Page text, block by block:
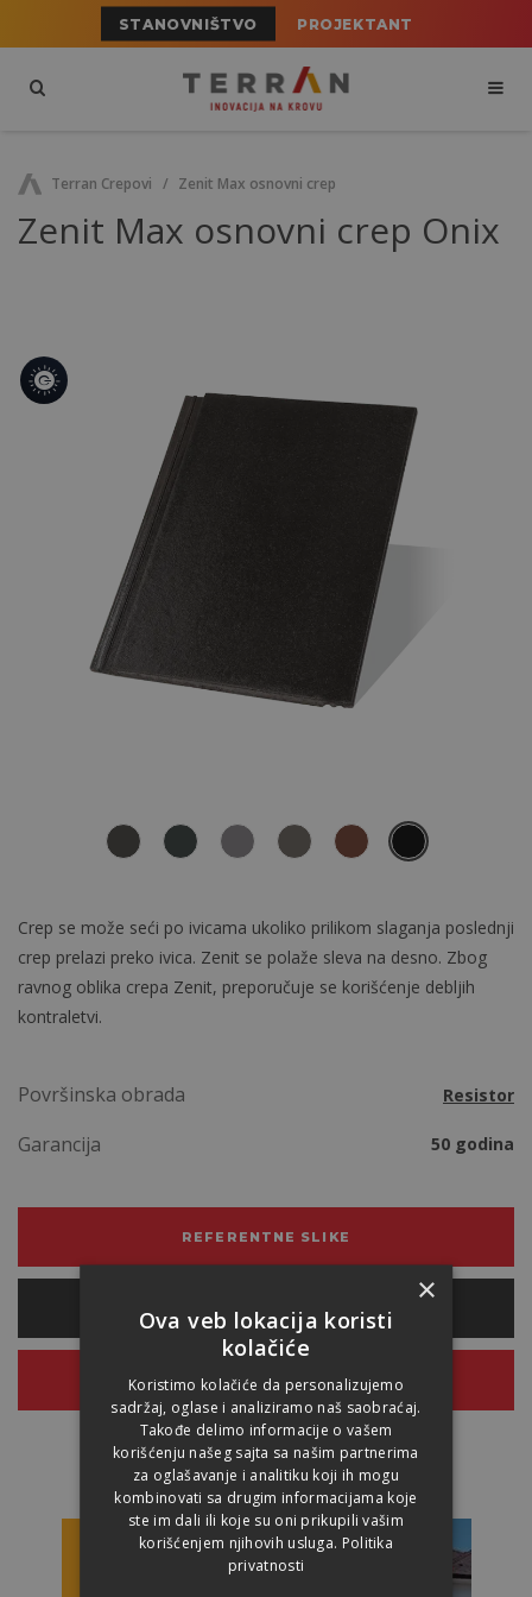
STANOVNIŠTVO PROJEKTANT
Terran Crepovi Zenit Max osnovni crep
Zenit Max osnovni crep Onix
Crep se može seći po ivicama ukoliko prilikom slaganja poslednji
crep prelazi preko ivica. Zenit se polaže sleva na desno. Zbog
ravnog oblika crepa Zenit, preporučuje se korišćenje debljih
kontraletvi.
Površinska obrada Resistor
Garancija 50 godina
REFERENTNE SLIKE
PRORAČUN POTREB. MATERIJALA
PONUDA
×
Ova veb lokacija koristi
kolačiće
Koristimo kolačiće da personalizujemo
sadržaj, oglase i analiziramo naš saobraćaj.
Takođe delimo informacije o vašem
korišćenju našeg sajta sa našim partnerima
za oglašavanje i analitiku koji ih mogu
kombinovati sa drugim informacijama koje
ste im dali ili koje su oni prikupili vašim
korišćenjem njihovih usluga. Politika
privatnosti